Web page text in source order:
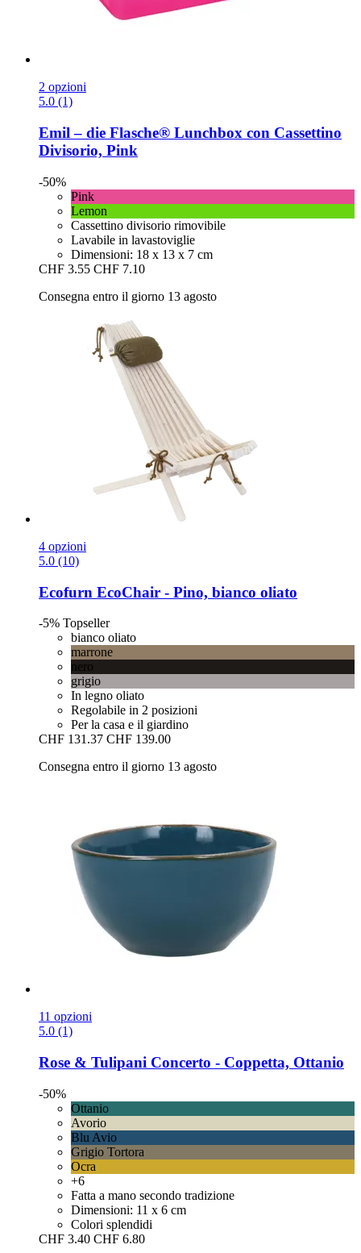
2 opzioni
5.0 (1)
Emil – die Flasche® Lunchbox con Cassettino
Divisorio, Pink
-50%
Pink
Lemon
Cassettino divisorio rimovibile
Lavabile in lavastoviglie
Dimensioni: 18 x 13 x 7 cm
CHF 3.55 CHF 7.10
Consegna entro il giorno 13 agosto
4 opzioni
5.0 (10)
Ecofurn EcoChair -​ Pino, bianco oliato
-5% Topseller
bianco oliato
marrone
nero
grigio
In legno oliato
Regolabile in 2 posizioni
Per la casa e il giardino
CHF 131.37 CHF 139.00
Consegna entro il giorno 13 agosto
11 opzioni
5.0 (1)
Rose & Tulipani Concerto -​ Coppetta, Ottanio
-50%
Ottanio
Avorio
Blu Avio
Grigio Tortora
Ocra
+6
Fatta a mano secondo tradizione
Dimensioni: 11 x 6 cm
Colori splendidi
CHF 3.40 CHF 6.80